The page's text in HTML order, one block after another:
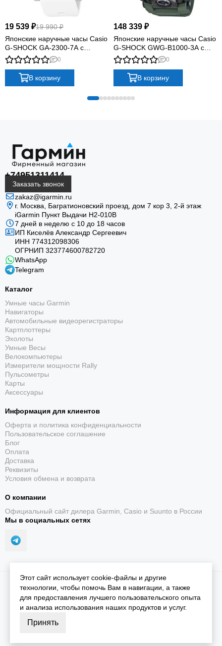
19 539 ₽19 990 ₽
Японские наручные часы Casio
G-SHOCK GA-2300-7A с
хронографом
0
В корзину
148 339 ₽
Японские наручные часы Casio
G-SHOCK GWG-B1000-3A с
хронографом
0
В корзину
+74951311414
Заказать звонок
zakaz@igarmin.ru
г. Москва, Багратионовский проезд, дом 7 кор 3, 2-й этаж
iGarmin Пункт Выдачи Н2-010В
7 дней в неделю с 10 до 18 часов
ИП Киселёв Александр Сергеевич
ИНН 774312098306
ОГРНИП 323774600782720
WhatsApp
Telegram
Каталог
Умные часы Garmin
Навигаторы
Автомобильные видеорегистраторы
Картплоттеры
Эхолоты
Умные Весы
Велокомпьютеры
Измерители мощности Rally
Пульсометры
Карты
Аксессуары
Информация для клиентов
Оферта и политика конфиденциальности
Пользовательское соглашение
Блог
Оплата
Доставка
Реквизиты
Условия обмена и возврата
О компании
Официальный сайт дилера Garmin, Casio и Suunto в России
Мы в социальных сетях
2026 © iGarmin.Карта сайта
Этот сайт использует cookie-файлы и другие
технологии, чтобы помочь Вам в навигации, а также
для предоставления лучшего пользовательского опыта
и анализа использования наших продуктов и услуг.
Принять